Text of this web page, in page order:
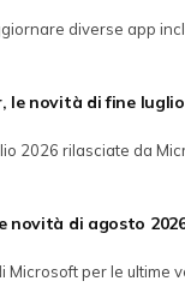
diverse app
le novità di fine luglio
2026 rilasciate da
novità di agosto
Microsoft per le ultime